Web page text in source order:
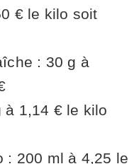
€ le kilo soit
: 30 g à
à 1,14 € le kilo
: 200 ml à 4,25 le